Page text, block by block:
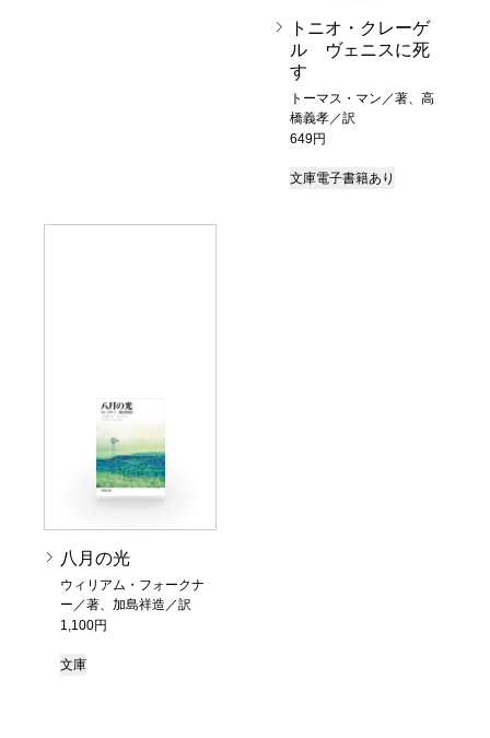
トニオ・クレーゲ
ル ヴェニスに死
す
トーマス・マン／著、高
橋義孝／訳
649円
文庫電子書籍あり
八月の光
ウィリアム・フォークナ
ー／著、加島祥造／訳
1,100円
文庫